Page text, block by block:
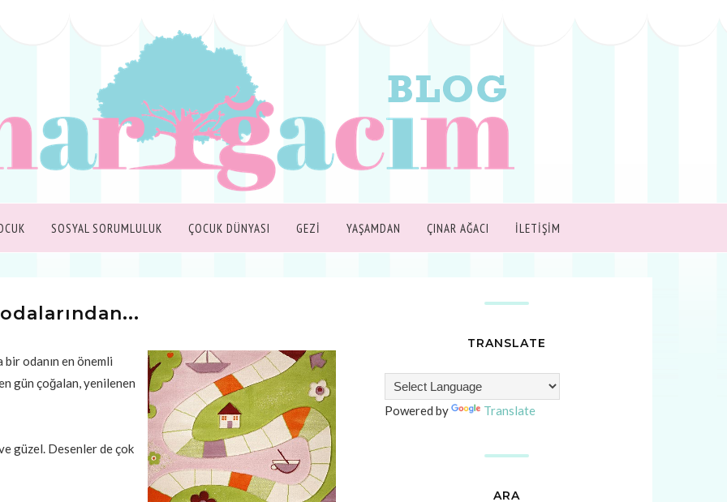
SOSYAL SORUMLULUK ÇOCUK DÜNYASI GEZİ YAŞAMDAN ÇINAR AĞACI İLETİŞİM
bir odanın en önemli
gün çoğalan, yenilenen
güzel. Desenler de çok
TRANSLATE
Powered by Translate
ARA